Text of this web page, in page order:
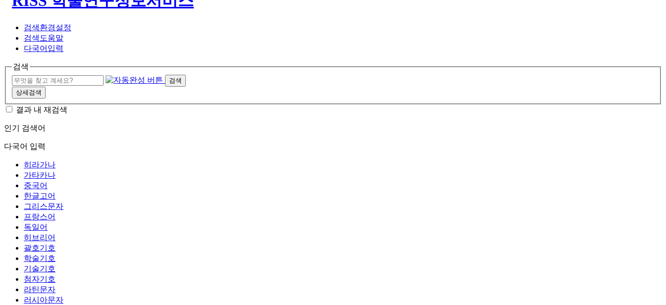
검색환경설정
검색도움말
다국어입력
검색
검색
상세검색
결과 내 재검색
인기 검색어
다국어 입력
히라가나
가타카나
중국어
한글고어
그리스문자
프랑스어
독일어
히브리어
괄호기호
학술기호
기술기호
첨자기호
라틴문자
러시아문자